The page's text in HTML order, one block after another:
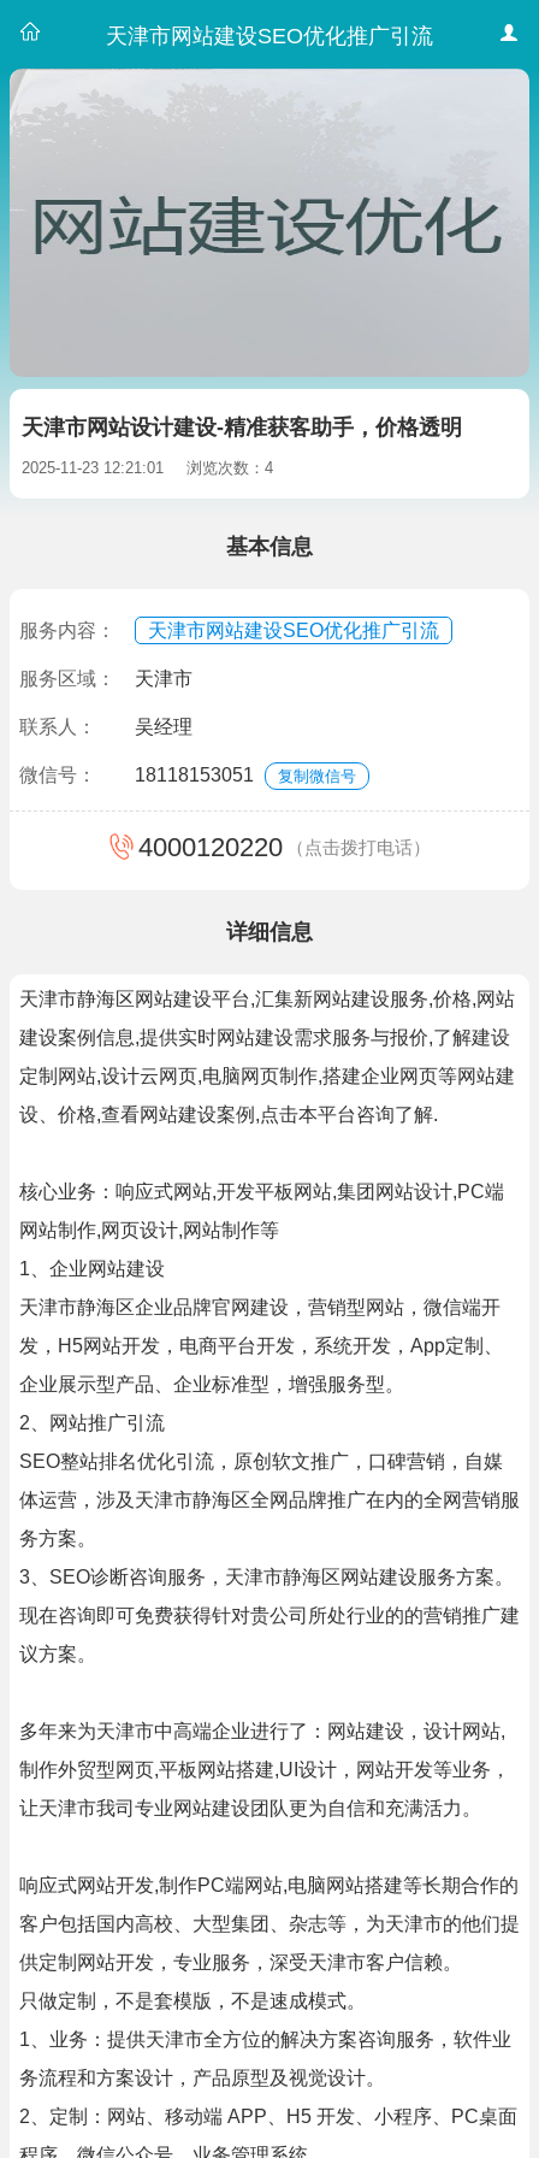
天津市网站建设SEO优化推广引流
天津市网站设计建设-精准获客助手，价格透明
2025-11-23 12:21:01 浏览次数：4
基本信息
服务内容： 天津市网站建设SEO优化推广引流
服务区域： 天津市
联系人： 吴经理
微信号： 18118153051 复制微信号
4000120220 （点击拨打电话）
详细信息
天津市静海区网站建设平台,汇集新网站建设服务,价格,网站
建设案例信息,提供实时网站建设需求服务与报价,了解建设
定制网站,设计云网页,电脑网页制作,搭建企业网页等网站建
设、价格,查看网站建设案例,点击本平台咨询了解.
核心业务：响应式网站,开发平板网站,集团网站设计,PC端
网站制作,网页设计,网站制作等
1、企业网站建设
天津市静海区企业品牌官网建设，营销型网站，微信端开
发，H5网站开发，电商平台开发，系统开发，App定制、
企业展示型产品、企业标准型，增强服务型。
2、网站推广引流
SEO整站排名优化引流，原创软文推广，口碑营销，自媒
体运营，涉及天津市静海区全网品牌推广在内的全网营销服
务方案。
3、SEO诊断咨询服务，天津市静海区网站建设服务方案。
现在咨询即可免费获得针对贵公司所处行业的的营销推广建
议方案。
多年来为天津市中高端企业进行了：网站建设，设计网站,
制作外贸型网页,平板网站搭建,UI设计，网站开发等业务，
让天津市我司专业网站建设团队更为自信和充满活力。
响应式网站开发,制作PC端网站,电脑网站搭建等长期合作的
客户包括国内高校、大型集团、杂志等，为天津市的他们提
供定制网站开发，专业服务，深受天津市客户信赖。
只做定制，不是套模版，不是速成模式。
1、业务：提供天津市全方位的解决方案咨询服务，软件业
务流程和方案设计，产品原型及视觉设计。
2、定制：网站、移动端 APP、H5 开发、小程序、PC桌面